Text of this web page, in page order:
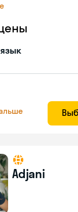
Adjani